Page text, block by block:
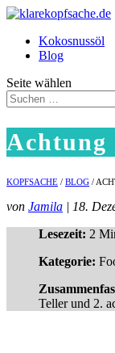
Kokosnussöl
Blog
Seite wählen
Achtung
KOPFSACHE / BLOG /
von Jamila | 18.
Lesezeit: 2
Kategorie:
Teller und 2.